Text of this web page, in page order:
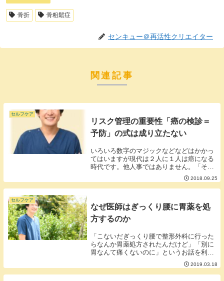
骨折 骨粗鬆症
センキュー＠再活性クリエイター
関連記事
セルフケア
リスク管理の重要性「癌の検診＝
予防」の式は成り立たない
いろいろ数字のマジックなどなどはかかっ
てはいますが現代は２人に１人は癌になる
時代です。他人事ではありません。「そう
だね、しっかり検診しよう」と考える方が
いらっしゃいますが検診は早期発見の手段
であって予防ではありません。しかも検査
2018.09.25
セルフケア
なぜ医師はぎっくり腰に胃薬を処
方するのか
「こないだぎっくり腰で整形外科に行った
らなんか胃薬処方されたんだけど」「別に
胃なんて痛くないのに」というお話を利用
者さんから聞くことがあります。▼よく処
方される胃薬の名前・タケプロン・ムコス
タ・レバミピド・ガスター・セルベックス
2019.03.18